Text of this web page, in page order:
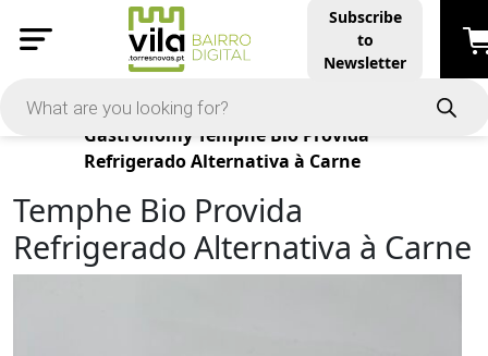
Subscribe
to
Newsletter
Products
Gastronomy Temphe Bio Provida
Refrigerado Alternativa à Carne
Temphe Bio Provida
Refrigerado Alternativa à Carne